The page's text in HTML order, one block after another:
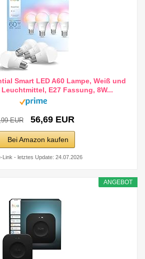
Smart LED A60 Lampe, Weiß und
E27 Fassung, 8W...
EUR 56,69 EUR
Bei Amazon kaufen
Link - letztes Update: 24.07.2026
ANGEBOT